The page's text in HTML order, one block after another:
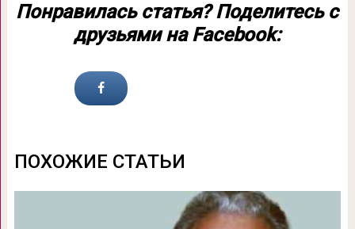
Понравилась статья? Поделитесь с
друзьями на Facebook:
ПОХОЖИЕ СТАТЬИ